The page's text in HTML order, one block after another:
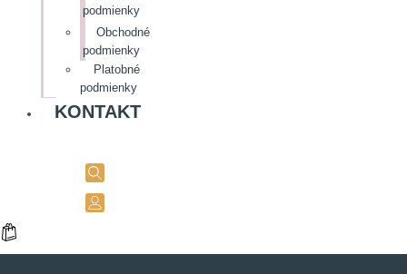
podmienky
Obchodné
podmienky
Platobné
podmienky
KONTAKT